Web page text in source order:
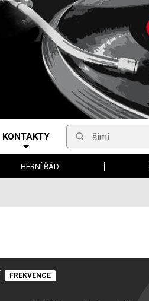
KONTAKTY Vyhledávání
HERNÍ ŘÁD
FREKVENCE